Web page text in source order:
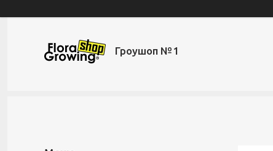
Гроушоп №1